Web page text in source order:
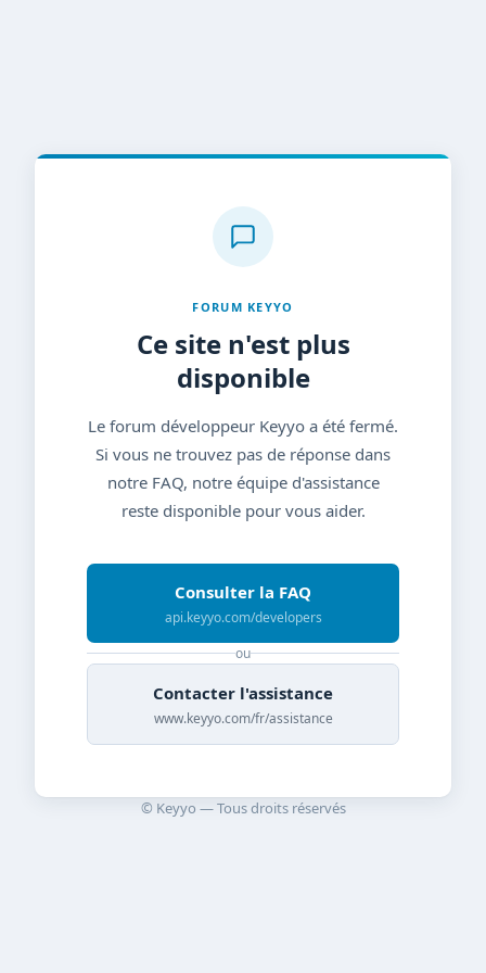
FORUM KEYYO
Ce site n'est plus
disponible
Le forum développeur Keyyo a été fermé.
Si vous ne trouvez pas de réponse dans
notre FAQ, notre équipe d'assistance
reste disponible pour vous aider.
Consulter la FAQ
api.keyyo.com/developers
ou
Contacter l'assistance
www.keyyo.com/fr/assistance
© Keyyo — Tous droits réservés